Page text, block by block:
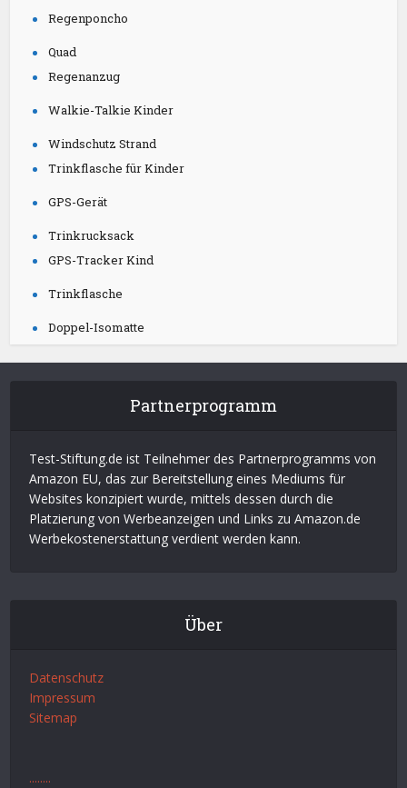
Regenponcho
Quad
Regenanzug
Walkie-Talkie Kinder
Windschutz Strand
Trinkflasche für Kinder
GPS-Gerät
Trinkrucksack
GPS-Tracker Kind
Trinkflasche
Doppel-Isomatte
Partnerprogramm
Test-Stiftung.de ist Teilnehmer des Partnerprogramms von
Amazon EU, das zur Bereitstellung eines Mediums für
Websites konzipiert wurde, mittels dessen durch die
Platzierung von Werbeanzeigen und Links zu Amazon.de
Werbekostenerstattung verdient werden kann.
Über
Datenschutz
Impressum
Sitemap
........